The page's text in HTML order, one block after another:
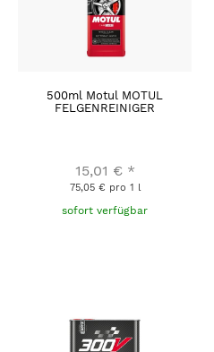
500ml Motul MOTUL
FELGENREINIGER
15,01 € *
75,05 € pro 1 l
sofort verfügbar